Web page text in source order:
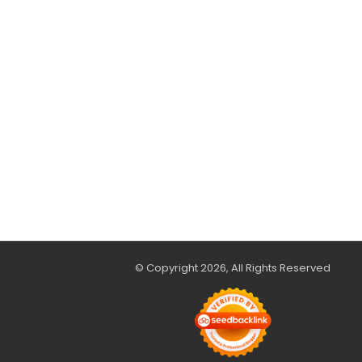
© Copyright 2026, All Rights Reserved